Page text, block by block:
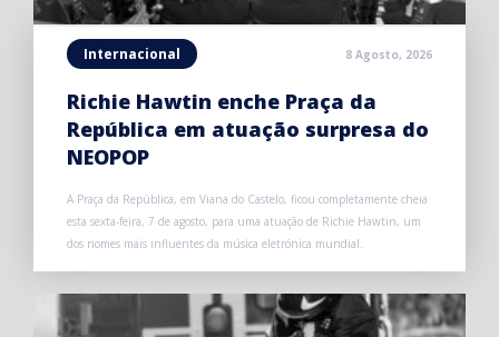
Internacional 8 Agosto, 2026
Richie Hawtin enche Praça da
República em atuação surpresa do
NEOPOP
A Praça da República, em Viana do Castelo, ficou completamente cheia
esta sexta-feira, 7 de agosto, para uma atuação de Richie Hawtin, um
dos nomes mais influentes da música eletrónica mundial.